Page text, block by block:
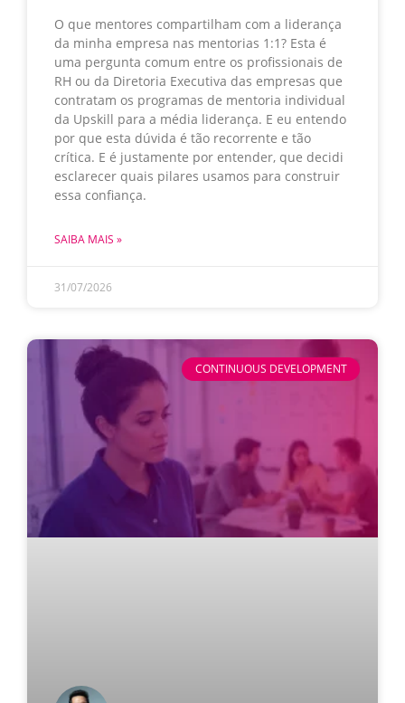
O que mentores compartilham com a liderança
da minha empresa nas mentorias 1:1? Esta é
uma pergunta comum entre os profissionais de
RH ou da Diretoria Executiva das empresas que
contratam os programas de mentoria individual
da Upskill para a média liderança. E eu entendo
por que esta dúvida é tão recorrente e tão
crítica. E é justamente por entender, que decidi
esclarecer quais pilares usamos para construir
essa confiança.
SAIBA MAIS »
31/07/2026
CONTINUOUS DEVELOPMENT